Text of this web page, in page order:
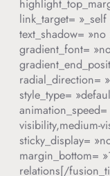
link_target=
text_shadow=
gradient_font=
radial_direction=
style_type=
visibility,medium-
sticky_display=
margin_bottom=
relations[/